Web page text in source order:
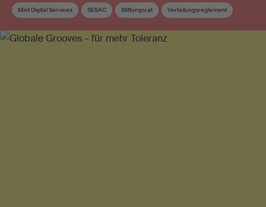
Mint Digital Services SESAC Stiftungsrat Verteilungsreglement